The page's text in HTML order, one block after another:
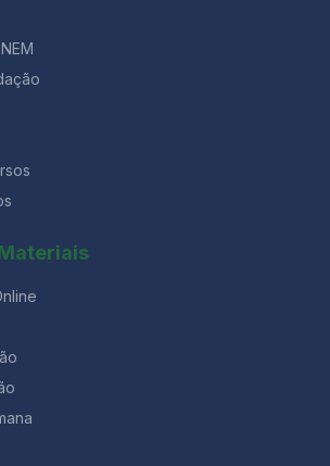
Não custa nada e dá
estacionado em Metáfase I da
se completará se houver
aumento nas taxas de progesterona
o ciclo menstrual faz com que a
descamação, isto é, ocorrendo a
analise as assertivas abaixo: I.
precoce, a endometriose
profunda, assim, aumentando a
II. O uso dos progestagênios de forma
Portanto, com a consequente
de análogos do GnRH no tratamento
induz a uma pseudomenopausa com
in vitro (FIV) têm menores
que aquelas que são submetidas à
tubária. De acordo com os seus
estão corretas? a) Apenas I e III.
c) Apenas I, II e III. d) Apenas II, III e IV.